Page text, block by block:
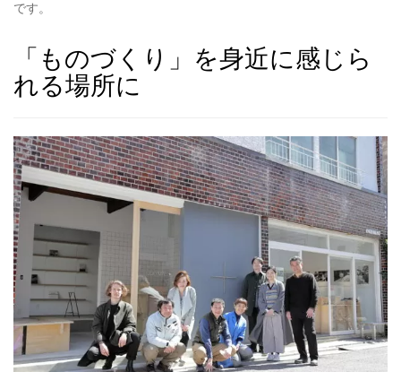
です。
「ものづくり」を身近に感じら
れる場所に